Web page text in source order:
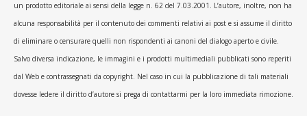
un prodotto editoriale ai sensi della legge n. 62 del 7.03.2001. L’autore, inoltre, non ha
alcuna responsabilità per il contenuto dei commenti relativi ai post e si assume il diritto
di eliminare o censurare quelli non rispondenti ai canoni del dialogo aperto e civile.
Salvo diversa indicazione, le immagini e i prodotti multimediali pubblicati sono reperiti
dal Web e contrassegnati da copyright. Nel caso in cui la pubblicazione di tali materiali
dovesse ledere il diritto d’autore si prega di contattarmi per la loro immediata rimozione.